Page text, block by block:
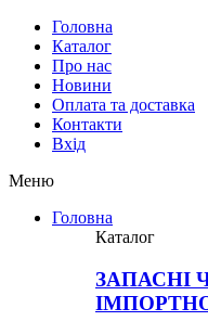
Головна
Каталог
Про нас
Новини
Оплата та доставка
Контакти
Вхiд
Меню
Головна
Каталог
ЗАПАСНІ